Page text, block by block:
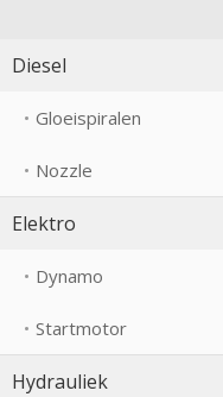
Diesel
Gloeispiralen
Nozzle
Elektro
Dynamo
Startmotor
Hydrauliek